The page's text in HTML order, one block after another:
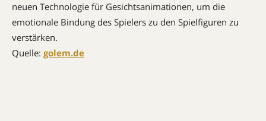
neuen Technologie für Gesichtsanimationen, um die
emotionale Bindung des Spielers zu den Spielfiguren zu
verstärken.
Quelle: golem.de